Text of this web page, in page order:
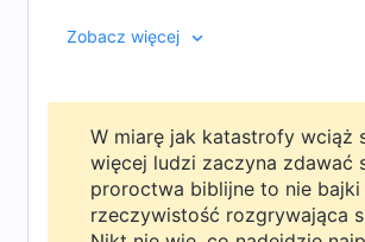
Chwała niech będzie Bogu, że
Jakież to błogosławieństwo żyć
Sąd w dniach ostatecznych
Zobacz więcej
W miarę jak katastrofy wciąż
więcej ludzi zaczyna zdawać
proroctwa biblijne to nie
rzeczywistość rozgrywająca